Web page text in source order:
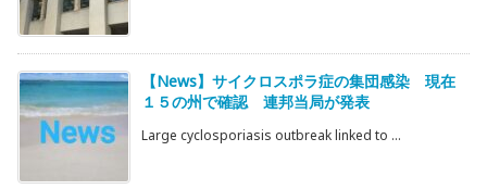
【News】サイクロスポラ症の集団感染 現在
１５の州で確認 連邦当局が発表
Large cyclosporiasis outbreak linked to ...